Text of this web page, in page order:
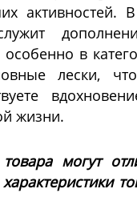
активностей.
в
лески,
жизни.
товара могут
характеристики